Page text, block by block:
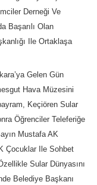
Derneği Ve
Başarılı Olan
Ile Ortaklaşa
Gelen Gün
Hava Müzesini
Keçiören Sular
Öğrenciler Teleferiğe
Mustafa AK
Çocuklar Ile Sohbet
Sular Dünyasını
Belediye Başkanı